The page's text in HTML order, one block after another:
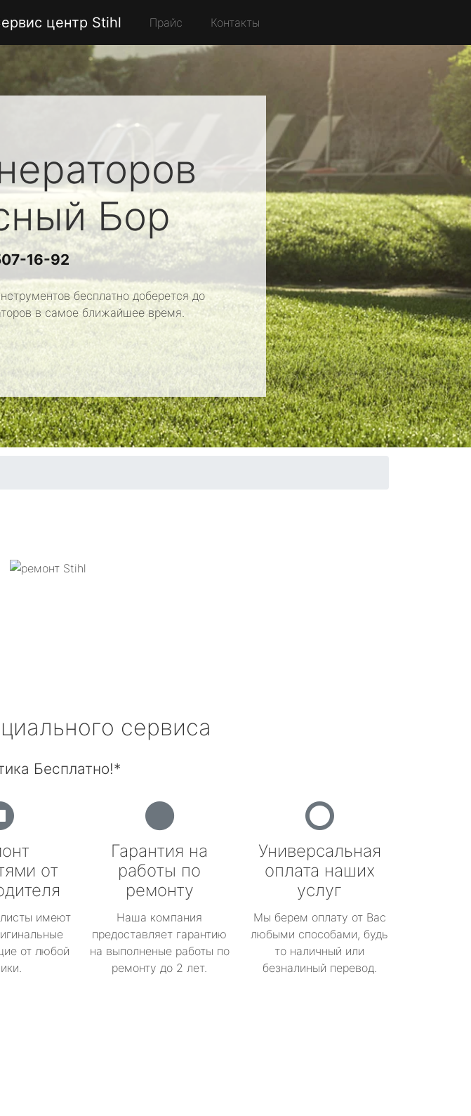
центр Stihl Прайс Контакты
Бор
16-92
бесплатно доберется до
в самое ближайшее время.
сервиса
Бесплатно!*
от
имеют
от любой
Гарантия на
работы по
ремонту
Наша компания
предоставляет гарантию
на выполненые работы по
ремонту до 2 лет.
Универсальная
оплата наших
услуг
Мы берем оплату от Вас
любыми способами, будь
то наличный или
безналиный перевод.